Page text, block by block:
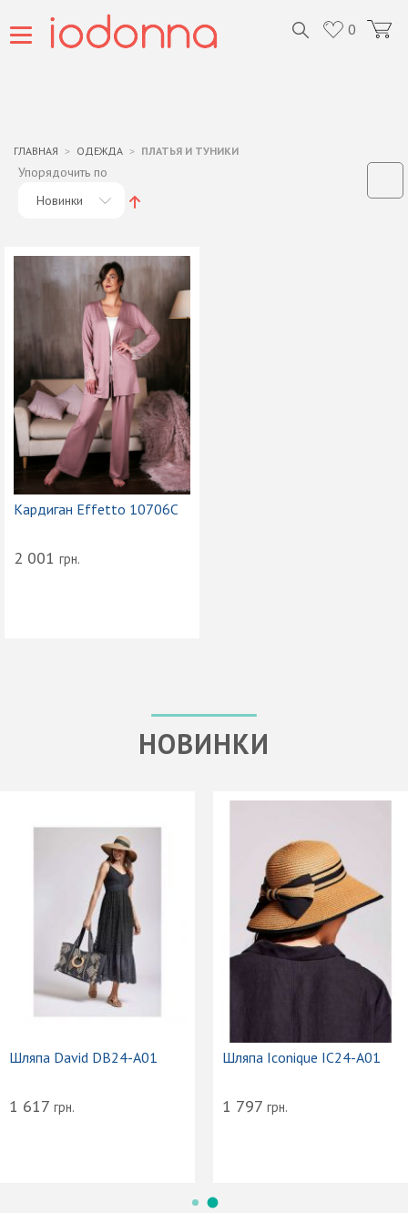
0
ГЛАВНАЯ ОДЕЖДА ПЛАТЬЯ И ТУНИКИ
Упорядочить по
Новинки
Кардиган Effetto 10706С
2 001 грн.
НОВИНКИ
Шляпа David DB24-A01
1 617 грн.
Шляпа Iconique IC24-A01
1 797 грн.